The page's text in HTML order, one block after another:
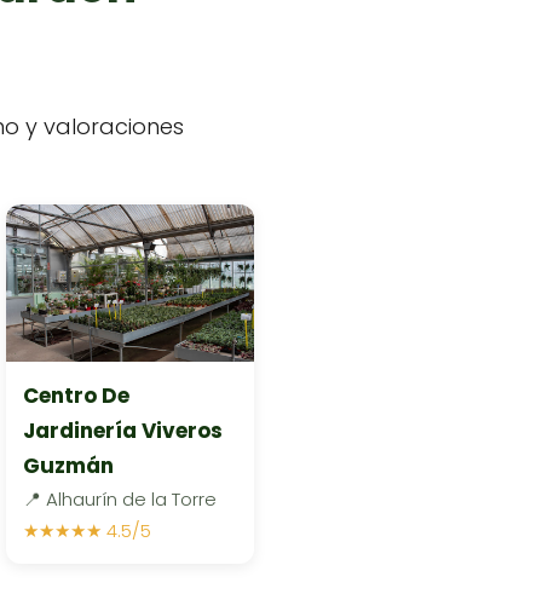
y valoraciones
Centro De
Jardinería Viveros
Guzmán
📍 Alhaurín de la Torre
★★★★★ 4.5/5